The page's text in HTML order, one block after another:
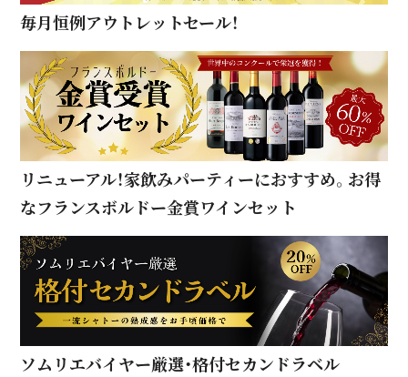
毎月恒例アウトレットセール！
リニューアル！家飲みパーティーにおすすめ。お得
なフランスボルドー金賞ワインセット
ソムリエバイヤー厳選・格付セカンドラベル